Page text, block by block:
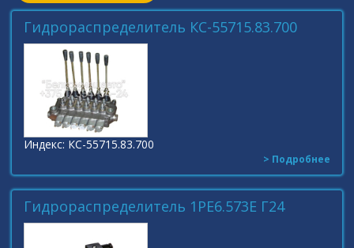
Гидрораспределитель КС-55715.83.700
Индекс: КС-55715.83.700
> Подробнее
Гидрораспределитель 1РЕ6.573Е Г24